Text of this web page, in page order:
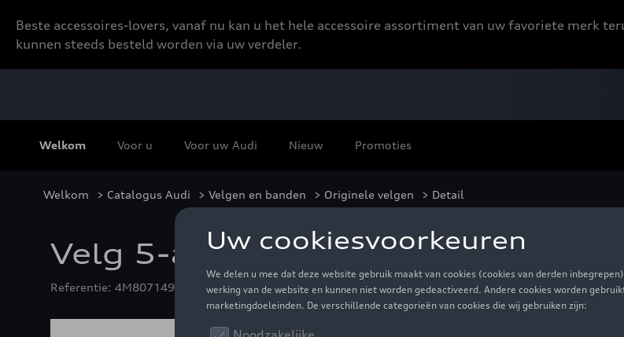
Beste accessoires-lovers, vanaf nu kan u het hele accessoire assortiment van uw favoriete merk
kunnen steeds besteld worden via uw verdeler.
Welkom Voor u Voor uw Audi Nieuw Promoties
Welkom > Catalogus Audi > Velgen en banden > Originele velgen > Detail
Velg 5-armig in zwart, 10.0 J x
Referentie: 4M8071492 LT7